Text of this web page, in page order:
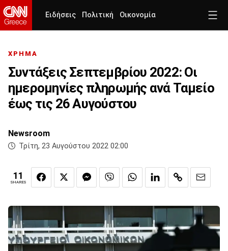
Ειδήσεις Πολιτική Οικονομία
ΧΡΗΜΑ
Συντάξεις Σεπτεμβρίου 2022: Οι
ημερομηνίες πληρωμής ανά Ταμείο
έως τις 26 Αυγούστου
Newsroom
Τρίτη, 23 Αυγούστου 2022 02:00
11
SHARES